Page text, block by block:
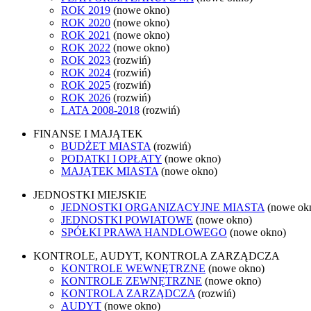
ROK 2019 (nowe okno)
ROK 2020 (nowe okno)
ROK 2021 (nowe okno)
ROK 2022 (nowe okno)
ROK 2023 (rozwiń)
ROK 2024 (rozwiń)
ROK 2025 (rozwiń)
ROK 2026 (rozwiń)
LATA 2008-2018 (rozwiń)
FINANSE I MAJĄTEK
BUDŻET MIASTA (rozwiń)
PODATKI I OPŁATY (nowe okno)
MAJĄTEK MIASTA (nowe okno)
JEDNOSTKI MIEJSKIE
JEDNOSTKI ORGANIZACYJNE MIASTA (nowe
JEDNOSTKI POWIATOWE (nowe okno)
SPÓŁKI PRAWA HANDLOWEGO (nowe okno)
KONTROLE, AUDYT, KONTROLA ZARZĄDCZA
KONTROLE WEWNĘTRZNE (nowe okno)
KONTROLE ZEWNĘTRZNE (nowe okno)
KONTROLA ZARZĄDCZA (rozwiń)
AUDYT (nowe okno)